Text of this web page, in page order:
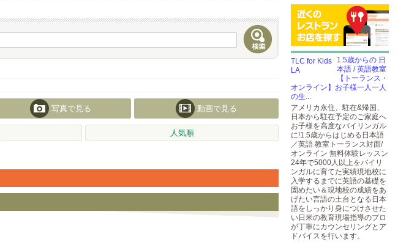
写真で見る 動画で見る
人気順
1.5歳からの 日
本語 / 英語教室
【トーランス・
オンライン】お子様一人一人
の生...
アメリカ永住、駐在&帰国、
日本から駐在予定のご家庭へ
お子様を高度なバイリンガル
に!1.5歳からはじめる日本語
／英語 教室トーランス対面/
オンライン 無料体験レッスン
24年で5000人以上をバイリ
ンガルに育てた実績現地校に
入学するまでに英語の基礎を
固めたい＆現地校の成績をあ
げたい言語の土台となる日本
語をしっかり身につけさせた
い日米の教育現場指導のプロ
が丁寧にカウンセリングとア
ドバイスを行います。